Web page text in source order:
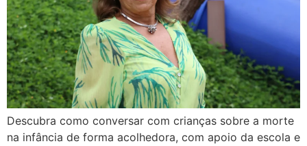
Descubra como conversar com crianças sobre a morte
na infância de forma acolhedora, com apoio da escola e